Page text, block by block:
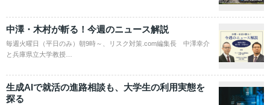
中澤・木村が斬る！今週のニュース解説
毎週火曜日（平日のみ）朝9時～、リスク対策.com編集長 中澤幸介
と兵庫県立大学教授…
生成AIで就活の進路相談も、大学生の利用実態を
探る